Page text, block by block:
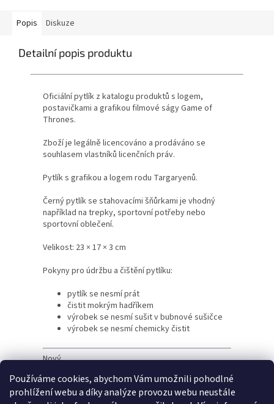
Používáme cookies, abychom Vám umožnili pohodlné
prohlížení webu a díky analýze provozu webu neustále
Popis Diskuze
Detailní popis produktu
Oficiální pytlík z katalogu produktů s logem,
postavičkami a grafikou filmové ságy Game of
Thrones.
Zboží je legálně licencováno a prodáváno se
souhlasem vlastníků licenčních práv.
Pytlík s grafikou a logem rodu Targaryenů.
Černý pytlík se stahovacími šňůrkami je vhodný
například na trepky, sportovní potřeby nebo
sportovní oblečení.
Velikost: 23 × 17 × 3 cm
Pokyny pro údržbu a čištění pytlíku:
pytlík se nesmí prát
čistit mokrým hadříkem
výrobek se nesmí sušit v bubnové sušičce
výrobek se nesmí chemicky čistit
Nový.